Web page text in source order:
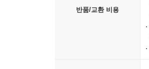
반품/교환 비용